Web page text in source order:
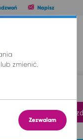
Napisz
Znajdź przejazd
zmienić.
Zezwalam